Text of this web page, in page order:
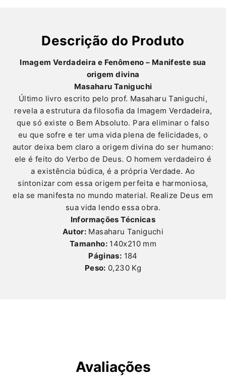
Descrição do Produto
Imagem Verdadeira e Fenômeno – Manifeste sua
origem divina
Masaharu Taniguchi
Último livro escrito pelo prof. Masaharu Taniguchi,
revela a estrutura da filosofia da Imagem Verdadeira,
que só existe o Bem Absoluto. Para eliminar o falso
eu que sofre e ter uma vida plena de felicidades, o
autor deixa bem claro a origem divina do ser humano:
ele é feito do Verbo de Deus. O homem verdadeiro é
a existência búdica, é a própria Verdade. Ao
sintonizar com essa origem perfeita e harmoniosa,
ela se manifesta no mundo material. Realize Deus em
sua vida lendo essa obra.
Informações Técnicas
Autor: Masaharu Taniguchi
Tamanho:140x210 mm
Páginas: 184
Peso: 0,230 Kg
Avaliações